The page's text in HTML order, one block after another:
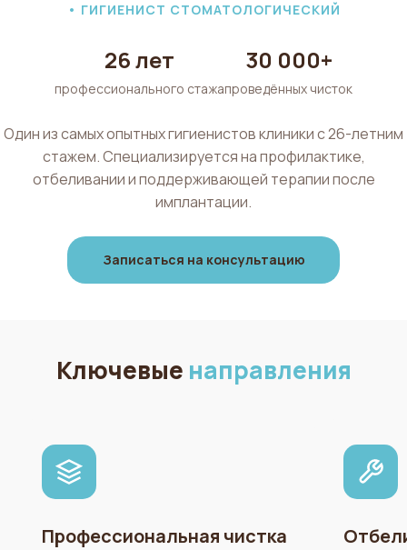
• ГИГИЕНИСТ СТОМАТОЛОГИЧЕСКИЙ
26 лет
профессионального стажа
30 000+
проведённых чисток
Один из самых опытных гигиенистов клиники с 26-летним
стажем. Специализируется на профилактике,
отбеливании и поддерживающей терапии после
имплантации.
Записаться на консультацию
Ключевые направления
Профессиональная чистка